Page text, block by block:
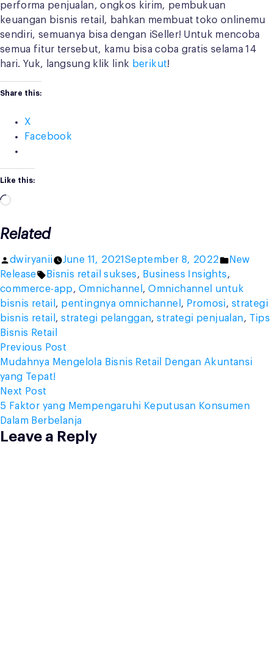
performa penjualan, ongkos kirim, pembukuan
keuangan bisnis retail, bahkan membuat toko onlinemu
sendiri, semuanya bisa dengan iSeller! Untuk mencoba
semua fitur tersebut, kamu bisa coba gratis selama 14
hari. Yuk, langsung klik link berikut!
Share this:
X
Facebook
Like this:
Loading…
Related
Posted
by
dwiryanii June 11, 2021 September 8, 2022
Posted
New
Release
Tags:
Bisnis retail sukses, Business Insights,
commerce-app, Omnichannel ,Omnichannel untuk
bisnis retail , pentingnya omnichannel , Promosi, strategi
bisnis retail ,strategi pelanggan,strategi penjualan, Tips
Bisnis Retail
Post
navigation
Previous Post
post:
Mudahnya Mengelola Bisnis Retail Dengan Akuntansi
yang Tepat!
Next Post
post:
5 Faktor yang Mempengaruhi Keputusan Konsumen
Dalam Berbelanja
Leave a Reply